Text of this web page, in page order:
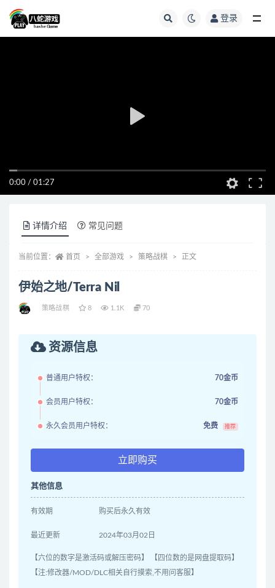
登录
0:00 / 01:27
详情介绍 常见问题
当前位置： 首页 全部游戏 策略战棋 正文
伊始之地/Terra Nil
策略战棋 8 1.1K 70
资源信息
普通用户特权： 70金币
会员用户特权： 70金币
永久会员用户特权： 免费 推荐
立即购买
其他信息
有效期 购买后永久有效
最近更新 2024年03月02日
【六位的数字是激活码或解压密码】 【四位数的是网盘提取码】
【注:修改器/MOD/DLC相关自行摸索,不用问客服】